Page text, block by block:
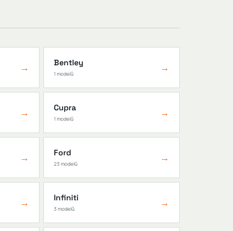
→ Bentley
1 modelů →
→ Cupra
1 modelů →
→ Ford
23 modelů →
→ Infiniti
3 modelů →